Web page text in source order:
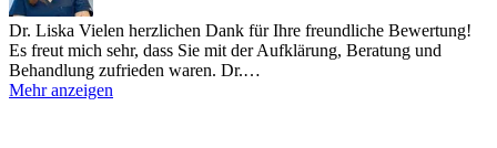
Dr. Liska Vielen herzlichen Dank für Ihre freundliche Bewertung!
Es freut mich sehr, dass Sie mit der Aufklärung, Beratung und
Behandlung zufrieden waren. Dr.…
Mehr anzeigen